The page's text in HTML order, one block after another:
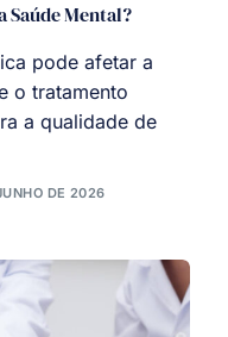
Saúde Mental?
pode afetar a
o tratamento
a qualidade de
DE 2026